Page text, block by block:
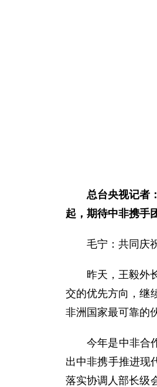
总台央视记者
起，期待中非携手
毛宁：共同庆
昨天，王毅外
交的优先方向，继
非洲国家最可靠的
今年是中非合
出中非携手推进现
落实协调人部长级